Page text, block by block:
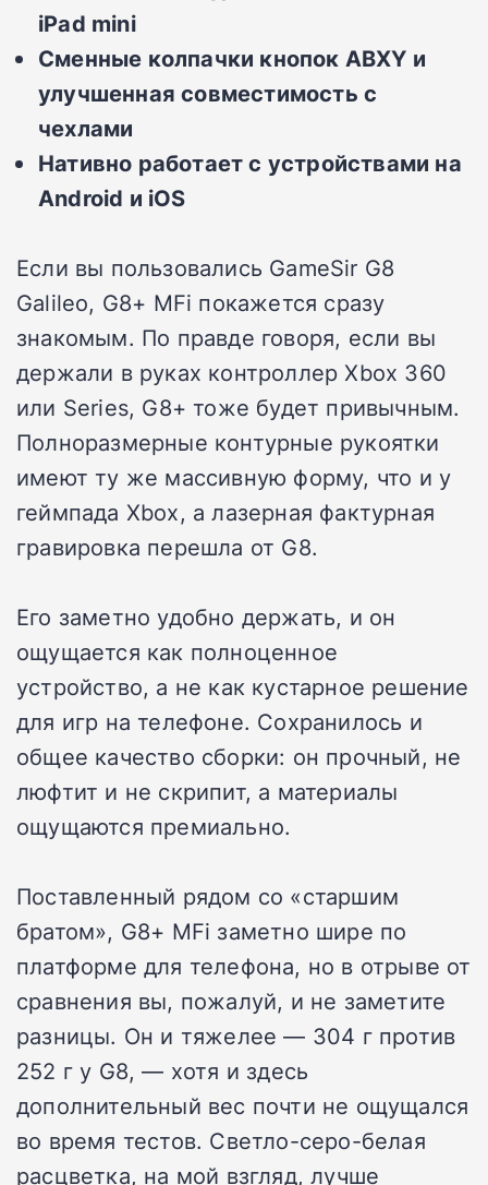
iPad mini
Сменные колпачки кнопок ABXY и
улучшенная совместимость с
чехлами
Нативно работает с устройствами на
Android и iOS
Если вы пользовались GameSir G8
Galileo, G8+ MFi покажется сразу
знакомым. По правде говоря, если вы
держали в руках контроллер Xbox 360
или Series, G8+ тоже будет привычным.
Полноразмерные контурные рукоятки
имеют ту же массивную форму, что и у
геймпада Xbox, а лазерная фактурная
гравировка перешла от G8.
Его заметно удобно держать, и он
ощущается как полноценное
устройство, а не как кустарное решение
для игр на телефоне. Сохранилось и
общее качество сборки: он прочный, не
люфтит и не скрипит, а материалы
ощущаются премиально.
Поставленный рядом со «старшим
братом», G8+ MFi заметно шире по
платформе для телефона, но в отрыве от
сравнения вы, пожалуй, и не заметите
разницы. Он и тяжелее — 304 г против
252 г у G8, — хотя и здесь
дополнительный вес почти не ощущался
во время тестов. Светло-серо-белая
расцветка, на мой взгляд, лучше